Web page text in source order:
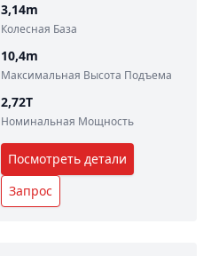
Колесная База
3,14m
Максимальная Высота Подъема
10,4m
Номинальная Мощность
2,72T
Посмотреть детали
Запрос